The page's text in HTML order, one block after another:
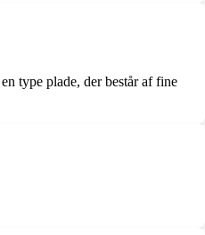
type plade, der består af fine